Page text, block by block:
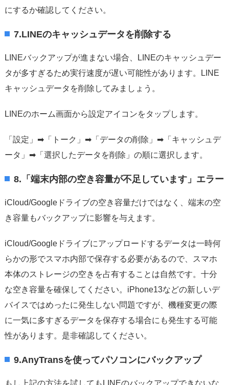
にするか確認してください。
7.LINEのキャッシュデータを削除する
LINEバックアップが進まない場合、LINEのキャッシュデー
タが多すぎるため実行速度が遅い可能性があります。LINE
キャッシュデータを削除してみましょう。
LINEのホーム画面から設定アイコンをタップします。
「設定」➡「トーク」➡「データの削除」➡「キャッシュデ
ータ」➡「選択したデータを削除」の順に選択します。
8.「端末内部の空き容量が不足しています」エラー
iCloud/Googleドライブの空き容量だけではなく、端末の空
き容量もバックアップに影響を与えます。
iCloud/Googleドライブにアップロードするデータは一時何
らかの形でスマホ内部で保存する必要があるので、スマホ
本体のストレージの空きを占有することは自然です。十分
な空き容量を確保してください。iPhone13などの新しいデ
バイスではめったに発生しない問題ですが、機種変更の際
に一気に多すぎるデータを保存する場合にも発生する可能
性があります。是非確認してください。
9.AnyTransを使ってパソコンにバックアップ